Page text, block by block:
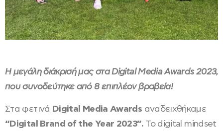
Η μεγάλη διάκρισή μας στα Digital Media Awards 2023,
που συνοδεύτηκε από 8 επιπλέον βραβεία!
Στα φετινά Digital Media Awards αναδειχθήκαμε
“Digital Brand of the Year 2023”. Το digital mindset